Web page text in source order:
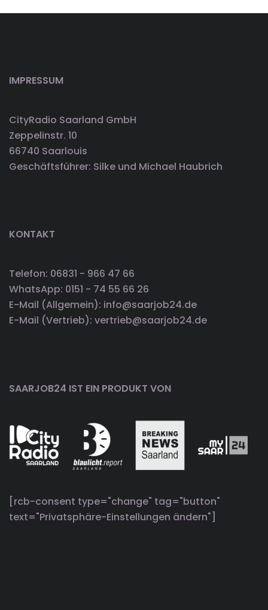
IMPRESSUM
CityRadio Saarland GmbH
Zeppelinstr. 10
66740 Saarlouis
Geschäftsführer: Silke und Michael Haubrich
KONTAKT
Telefon: 06831 - 966 47 66
WhatsApp: 0151 - 74 55 66 26
E-Mail (Allgemein): info@saarjob24.de
E-Mail (Vertrieb): vertrieb@saarjob24.de
SAARJOB24 IST EIN PRODUKT VON
[rcb-consent type="change" tag="button"
text="Privatsphäre-Einstellungen ändern"]